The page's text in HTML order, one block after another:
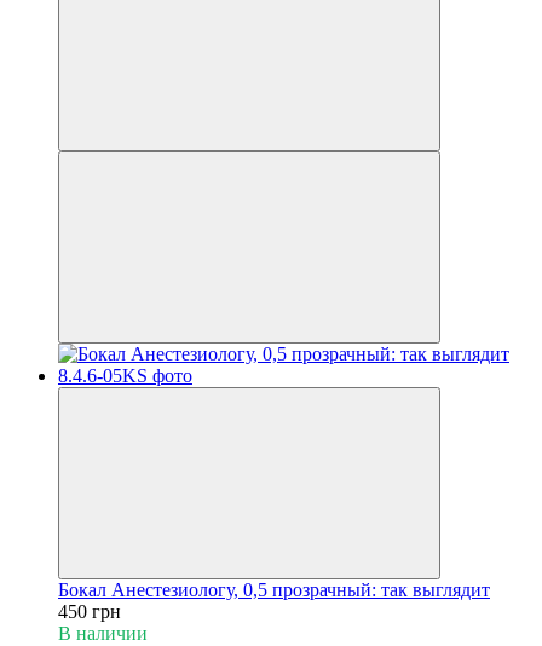
Бокал Анестезиологу, 0,5 прозрачный: так выглядит
450 грн
В наличии